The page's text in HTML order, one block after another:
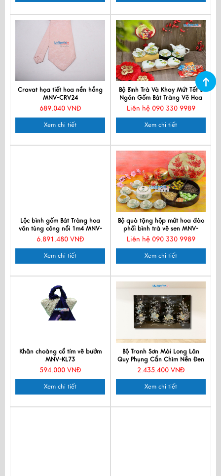
Bộ Bình Trà Và Khay Mứt Tết 3
Ngăn Gốm Bát Tràng Vẽ Hoa
Sen Vàng
Liên hệ 090 330 9989
Xem chi tiết
Cravat họa tiết hoa nền hồng
MNV-CRV24
689.040 VNĐ
Xem chi tiết
Bộ quà tặng hộp mứt hoa đào
phối bình trà vẽ sen MNV-
QT68-529-1
Liên hệ 090 330 9989
Xem chi tiết
Lộc bình gốm Bát Tràng hoa
văn tùng công nổi 1m4 MNV-
LB285
6.891.480 VNĐ
Xem chi tiết
Bộ Tranh Sơn Mài Long Lân
Quy Phụng Cẩn Chìm Nền Đen
TSM2050-2
2.435.400 VNĐ
Xem chi tiết
Khăn choàng cổ tím vẽ bướm
MNV-KL73
594.000 VNĐ
Xem chi tiết